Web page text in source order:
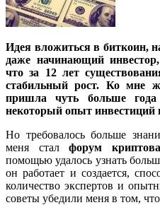
Идея вложиться в биткоин,
даже начинающий
что за 12 лет
стабильный рост. Ко мне
пришла чуть больше
некоторый опыт инвестиций
Но требовалось больше
меня стал форум
помощью удалось узнать
он работает и создается,
количество экспертов и
советы убедили меня в том,